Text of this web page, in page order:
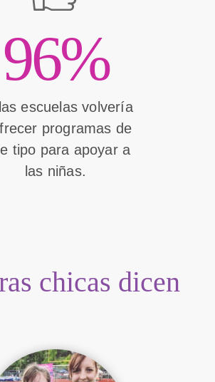
96%
escuelas volvería
programas de
tipo para apoyar a
las niñas.
chicas dicen